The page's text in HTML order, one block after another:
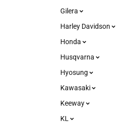
Gilera
Harley Davidson
Honda
Husqvarna
Hyosung
Kawasaki
Keeway
KL